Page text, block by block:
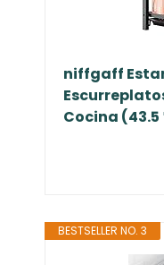
niffgaff
Cocina (43.5
BESTSELLER NO. 3